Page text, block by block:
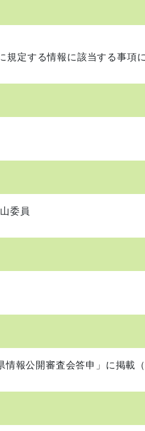
定する情報に該当する事項に
委員
報公開審査会答申」に掲載（